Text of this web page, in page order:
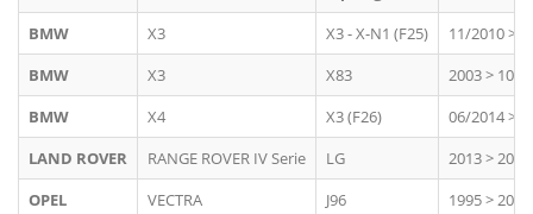
BMW
X3 X3 - X-N1 (F25)
11/2010 >
BMW
X3 X83
2003 > 10/
BMW
X4 X3 (F26)
06/2014 >
LAND ROVER
RANGE ROVER IV Serie LG
2013 > 2021
OPEL
VECTRA J96 1995 > 2001